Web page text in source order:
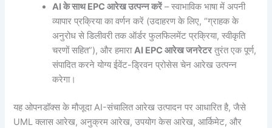
AI के साथ EPC आरेख उत्पन्न करें– स्वाभाविक भाषा में अपनी
व्यापार प्रक्रिया का वर्णन करें (उदाहरण के लिए, “ग्राहक के
अनुरोध से डिलीवरी तक ऑर्डर फुलफिलमेंट प्रक्रिया, स्वीकृति
चरणों सहित”), और हमाराAI EPC आरेख जनरेटरतुरंत एक पूर्ण,
संपादित करने योग्य ईवेंट-ड्रिवन प्रोसेस चेन आरेख उत्पन्न
करेगा।
यह ओपनडॉक्स के मौजूदा AI-संचालित आरेख उत्पादन पर आधारित है, जैसे
UML क्लास आरेख, अनुक्रम आरेख, उपयोग केस आरेख, आर्किमेट, और